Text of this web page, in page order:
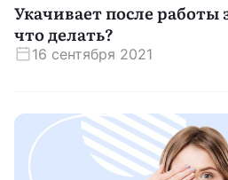
Укачивает после
что делать?
16 сентября 2021